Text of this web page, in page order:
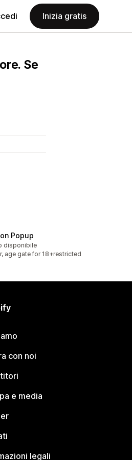
Inizia gratis
Se
Popup
disponibile
age gate for 18+restricted
con noi
e media
legali